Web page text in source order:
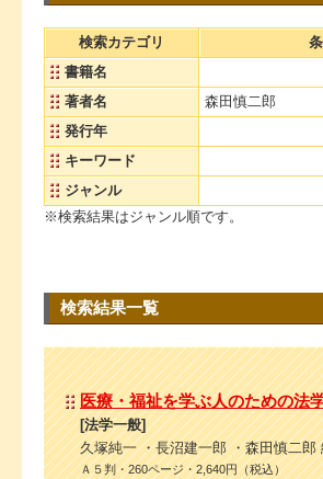
検索カテゴリ
書籍名
著者名
森田慎二郎
発行年
キーワード
ジャンル
※検索結果はジャンル順です。
検索結果一覧
医療・福祉を学ぶ人のための法
[法学一般]
久塚純一 ・長沼建一郎 ・森田慎二郎
Ａ５判・260ページ・2,640円（税込）